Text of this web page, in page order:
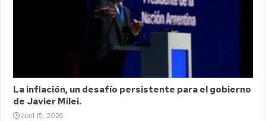
La inflación, un desafío persistente para el gobierno
de Javier Milei.
abril 15, 2026